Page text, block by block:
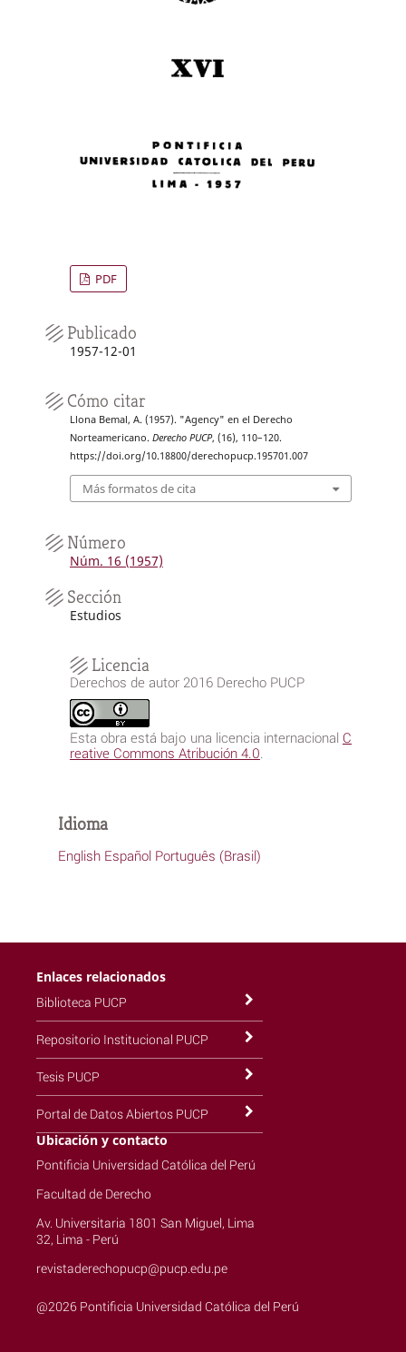
PDF
Publicado
1957-12-01
Cómo citar
Llona Bemal, A. (1957). "Agency" en el Derecho
Norteamericano. Derecho PUCP, (16), 110–120.
https://doi.org/10.18800/derechopucp.195701.007
Más formatos de cita
Número
Núm. 16 (1957)
Sección
Estudios
Licencia
Derechos de autor 2016 Derecho PUCP
Esta obra está bajo una licencia internacional C
reative Commons Atribución 4.0
Idioma
English Español Português (Brasil)
Enlaces relacionados
Biblioteca PUCP
Repositorio Institucional PUCP
Tesis PUCP
Portal de Datos Abiertos PUCP
Ubicación y contacto
Pontificia Universidad Católica del Perú
Facultad de Derecho
Av. Universitaria 1801 San Miguel, Lima
32, Lima - Perú
revistaderechopucp@pucp.edu.pe
@2026 Pontificia Universidad Católica del Perú